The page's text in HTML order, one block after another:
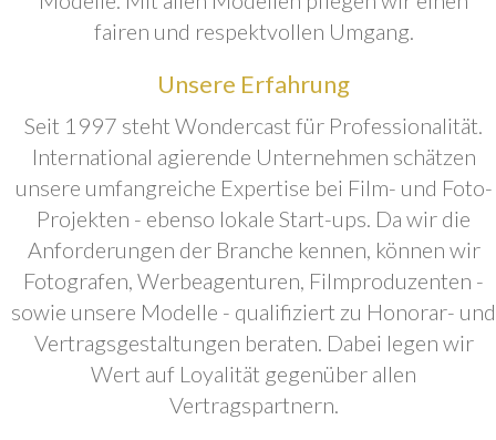
fairen und respektvollen Umgang.
Unsere Erfahrung
Seit 1997 steht Wondercast für Professionalität.
International agierende Unternehmen schätzen
unsere umfangreiche Expertise bei Film- und Foto-
Projekten - ebenso lokale Start-ups. Da wir die
Anforderungen der Branche kennen, können wir
Fotografen, Werbeagenturen, Filmproduzenten -
sowie unsere Modelle - qualifiziert zu Honorar- und
Vertragsgestaltungen beraten. Dabei legen wir
Wert auf Loyalität gegenüber allen
Vertragspartnern.